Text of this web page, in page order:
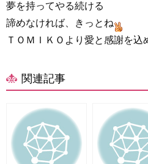
夢を持ってやる続ける
諦めなければ、きっとね
ＴＯＭＩＫＯより愛と感謝を込
関連記事